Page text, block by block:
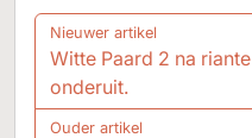
Nieuwer artikel
Witte Paard 2 na
onderuit.
Ouder artikel